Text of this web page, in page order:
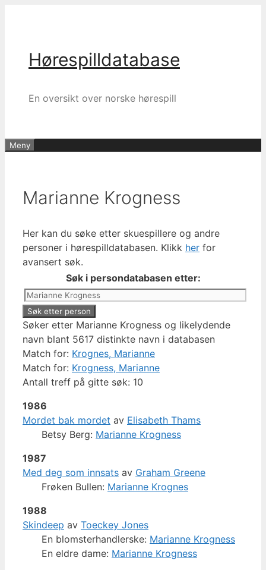
Hørespilldatabase
En oversikt over norske hørespill
Meny
Marianne Krogness
Her kan du søke etter skuespillere og andre
personer i hørespilldatabasen. Klikk her for
avansert søk.
Søk i persondatabasen etter:
Søker etter Marianne Krogness og likelydende
navn blant 5617 distinkte navn i databasen
Match for: Krognes, Marianne
Match for: Krogness, Marianne
Antall treff på gitte søk: 10
1986
Mordet bak mordet av Elisabeth Thams
Betsy Berg: Marianne Krogness
1987
Med deg som innsats av Graham Greene
Frøken Bullen: Marianne Krognes
1988
Skindeep av Toeckey Jones
En blomsterhandlerske: Marianne Krogness
En eldre dame: Marianne Krogness